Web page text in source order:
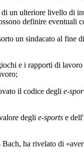
ulteriore livello di
definire eventuali
un sindacato al fine
e i rapporti di lavoro
il codice degli e-
degli e-sports e
ha rivelato di «aver